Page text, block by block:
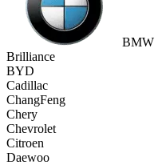
BMW
Brilliance
BYD
Cadillac
ChangFeng
Chery
Chevrolet
Citroen
Daewoo